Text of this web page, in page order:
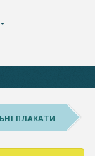
ПЛАКАТИ